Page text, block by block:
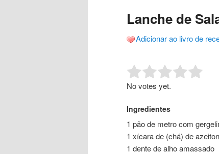
conteúdo
conteúdo
Lanche de
Adicionar ao livro de
Rate this item:
No votes yet.
Ingredientes
1 pão de metro com
1 xícara de (chá) de
1 dente de alho amassado